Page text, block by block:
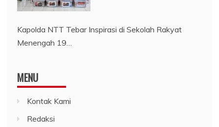
Kapolda NTT Tebar Inspirasi di Sekolah Rakyat
Menengah 19…
MENU
Kontak Kami
Redaksi